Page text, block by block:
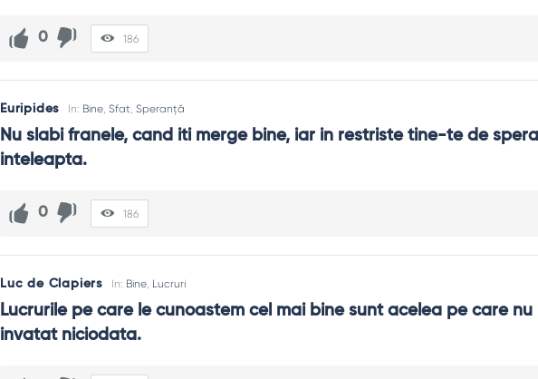
0 186
Euripides In: Bine,Sfat,Speranță
Nu slabi franele, cand iti merge bine, iar in restriste tine-te de
inteleapta.
0 186
Luc de Clapiers In: Bine, Lucruri
Lucrurile pe care le cunoastem cel mai bine sunt acelea pe care
invatat niciodata.